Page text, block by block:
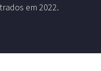
em 2022.